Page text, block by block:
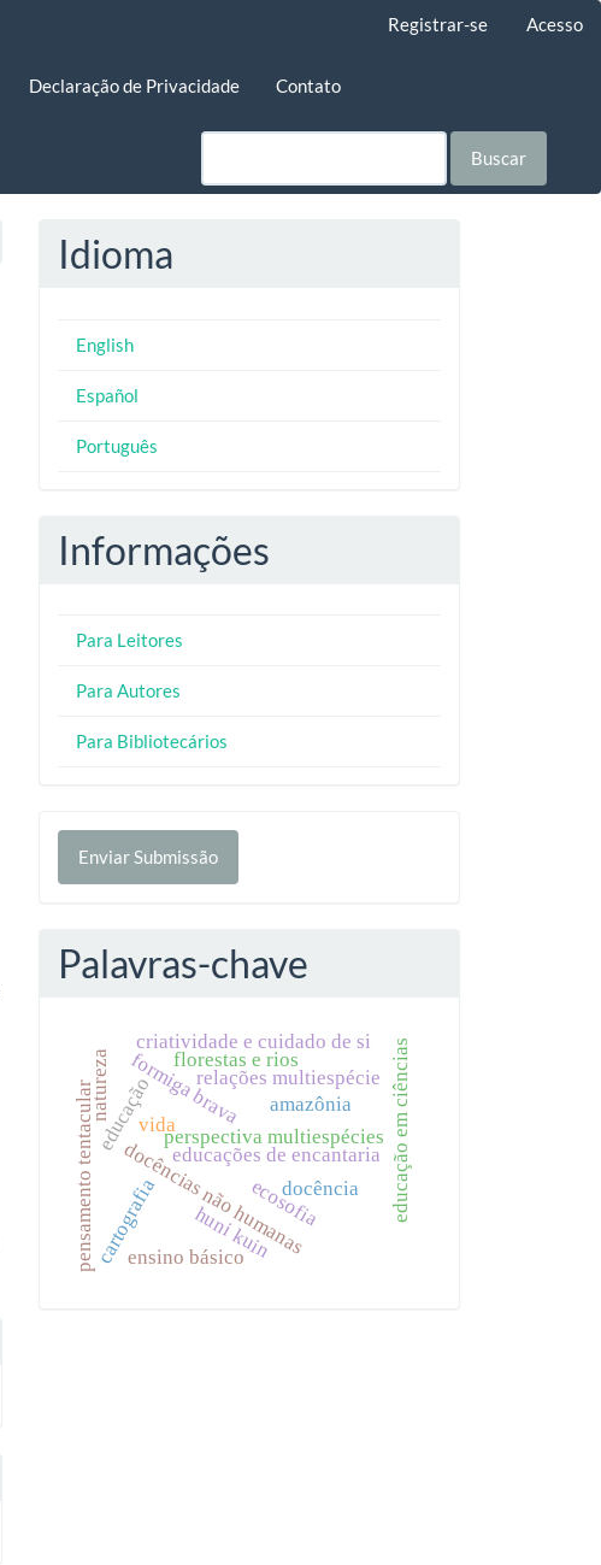
Registrar-se Acesso
Declaração de Privacidade Contato
Buscar
Idioma
English
Español
Português
Informações
Para Leitores
Para Autores
Para Bibliotecários
Enviar
Submissão
Enviar Submissão
Palavras-chave
formiga brava amazônia
educações de encantaria
docências não humanas
educação perspectiva multiespécies
pensamento tentacular docência
vida educação em ciências
criatividade e cuidado de si
ecosofia
cartografia huni kuin
relações multiespécie
natureza
ensino básico
florestas e rios